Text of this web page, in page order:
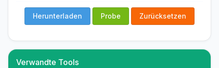
Herunterladen Probe Zurücksetzen
Verwandte Tools